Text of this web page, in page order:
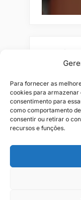
Para fornecer as
cookies para armazenar
consentimento para
como comportamento
consentir ou retirar o
recursos e funções.
Pesquisar